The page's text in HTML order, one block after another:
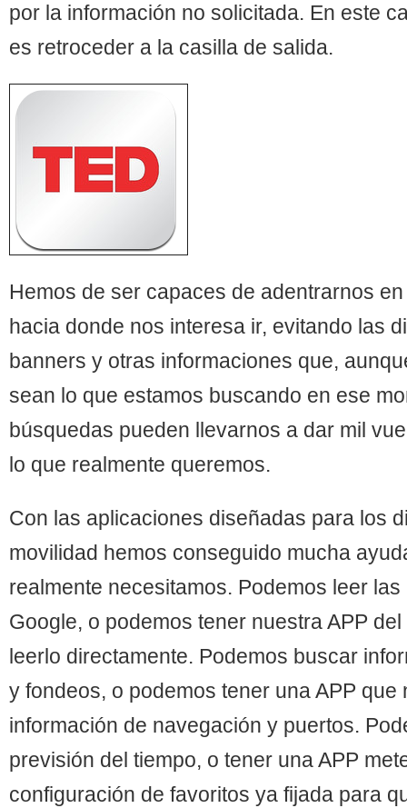
por la información no solicitada. En este
es retroceder a la casilla de salida.
Hemos de ser capaces de adentrarnos
hacia donde nos interesa ir, evitando las
banners y otras informaciones que,
sean lo que estamos buscando en ese
búsquedas pueden llevarnos a dar mil
lo que realmente queremos.
Con las aplicaciones diseñadas para los
movilidad hemos conseguido mucha
realmente necesitamos. Podemos leer
Google, o podemos tener nuestra APP
leerlo directamente. Podemos buscar
y fondeos, o podemos tener una APP que
información de navegación y puertos.
previsión del tiempo, o tener una APP
configuración de favoritos ya fijada para